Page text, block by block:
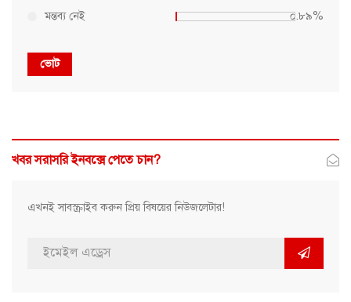
মন্তব্য নেই ০.৮৯%
ভোট
খবর সরাসরি ইনবক্সে পেতে চান?
এখনই সাবস্ক্রাইব করুন প্রিয় বিষয়ের নিউজলেটার!